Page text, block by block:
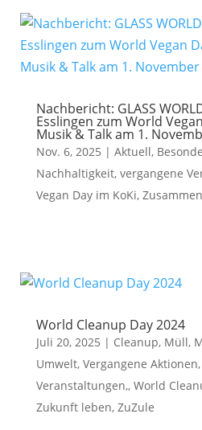
Nachbericht: GLASS
Esslingen zum World
Musik & Talk am 1.
Nov. 6, 2025 | Aktuell,
Nachhaltigkeit, vergangene
Vegan Day im KoKi,
World Cleanup Day 2024
Juli 20, 2025 | Cleanup, Müll,
Umwelt, Vergangene Aktionen,
Veranstaltungen,, World
Zukunft leben, ZuZule